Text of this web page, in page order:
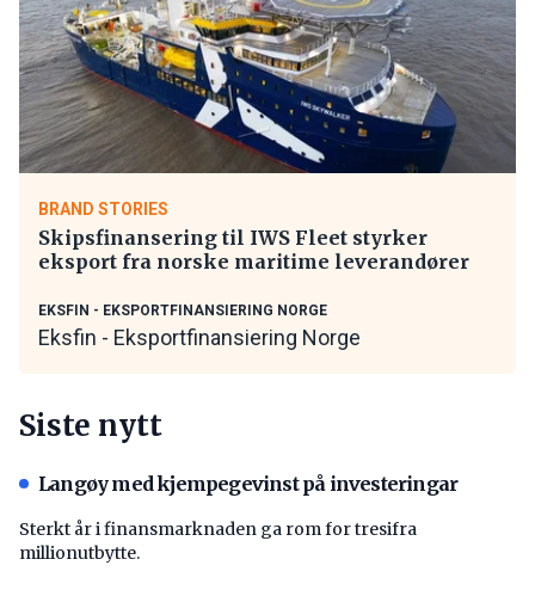
BRAND STORIES
Skipsfinansering til IWS Fleet styrker
eksport fra norske maritime leverandører
EKSFIN - EKSPORTFINANSIERING NORGE
Eksfin - Eksportfinansiering Norge
Siste nytt
Langøy med kjempegevinst på investeringar
Sterkt år i finansmarknaden ga rom for tresifra
millionutbytte.